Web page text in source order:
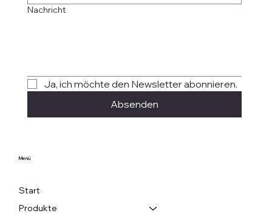
Menü
Start
Produkte
Nachricht
Ja, ich möchte den Newsletter abonnieren.
Absenden